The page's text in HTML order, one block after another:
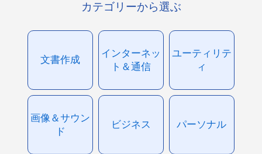
カテゴリーから選ぶ
文書作成
インターネッ
ト＆通信
ユーティリテ
ィ
画像＆サウン
ド
ビジネス パーソナル